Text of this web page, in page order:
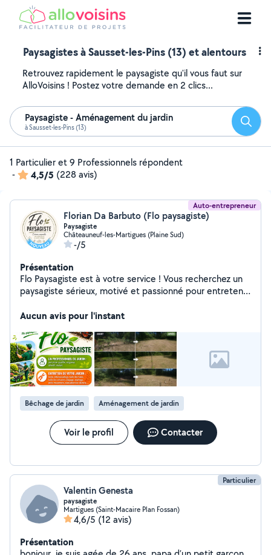
Paysagistes à Sausset-les-Pins (13) et alentours
Retrouvez rapidement le paysagiste qu'il vous faut sur
AlloVoisins ! Postez votre demande en 2 clics...
Paysagiste - Aménagement du jardin
à Sausset-les-Pins (13)
1 Particulier et 9 Professionnels répondent
-
4,5/5 (228 avis)
Auto-entrepreneur
Florian Da Barbuto (Flo paysagiste)
Paysagiste
Châteauneuf-les-Martigues (Plaine Sud)
-/5
Présentation
Flo Paysagiste est à votre service ! Vous recherchez un
paysagiste sérieux, motivé et passionné pour entretenir
Tonte de pelouse Débroussaillage Taille de haies et
Évacuation des déchets verts Intervention ponctuelle
ou contrat d'entretien annuel Travail soigné Devis gratuit
Déplacement rapide Bénéficiez de 50 % de crédit
d'impôt selon les conditions en vigueur N'hésitez pas à
me contacter en message privé ou par téléphone pour
un devis gratuit.
Aucun avis pour l'instant
Bêchage de jardin Aménagement de jardin
Voir le profil Contacter
Particulier
Valentin Genesta
paysagiste
Martigues (Saint-Macaire Plan Fossan)
4,6/5 (12 avis)
Présentation